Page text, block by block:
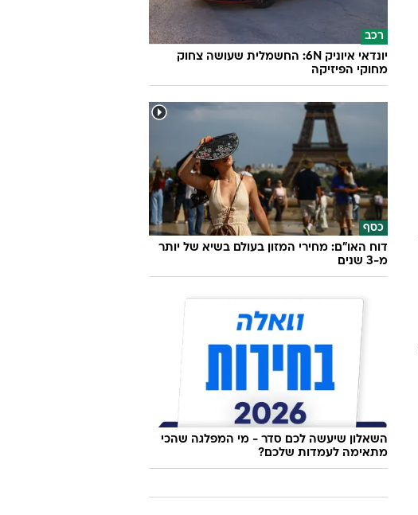
רכב
יונדאי איוניק 6N: החשמלית שעושה צחוק
מחוקי הפיזיקה
כסף
דוח האו"ם: מחירי המזון בעולם בשיא של יותר
מ-3 שנים
השאלון שיעשה לכם סדר - מי המפלגה שהכי
מתאימה לעמדות שלכם?